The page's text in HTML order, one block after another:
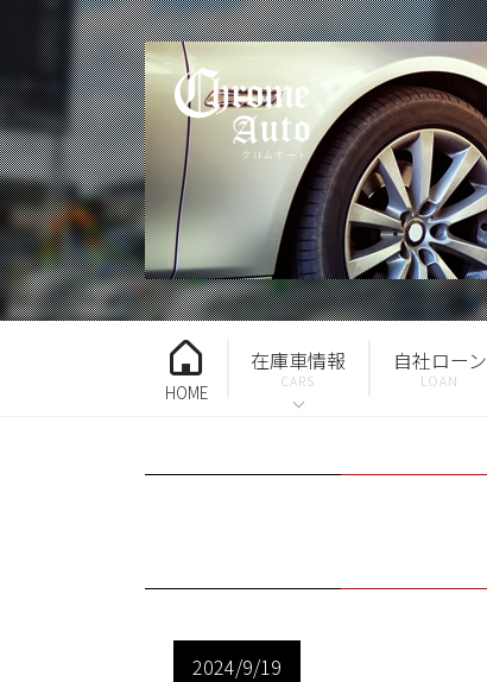
HOME
在庫車情報 自社ローン
2024/9/19